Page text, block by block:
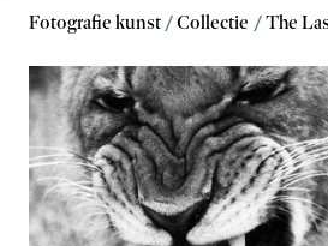
Fotografie kunst Collectie The